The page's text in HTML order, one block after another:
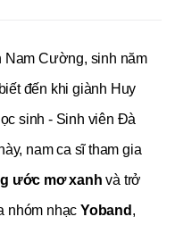
Nam Cường, sinh năm
đến khi giành Huy
sinh - Sinh viên Đà
nam ca sĩ tham gia
ước mơ xanh và trở
nhóm nhạc Yoband ,